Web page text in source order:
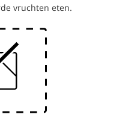
vruchten eten.